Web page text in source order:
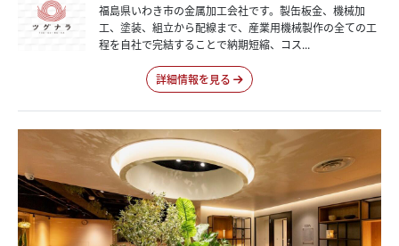
福島県いわき市の金属加工会社です。製缶板金、機械加
工、塗装、組立から配線まで、産業用機械製作の全ての工
程を自社で完結することで納期短縮、コス...
詳細情報を見る